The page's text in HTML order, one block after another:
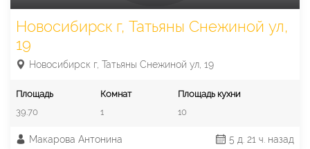
Новосибирск г, Татьяны Снежиной ул,
19
Новосибирск г, Татьяны Снежиной ул, 19
Площадь
39.70
Комнат
1
Площадь кухни
10
Макарова Антонина 5 д. 21 ч. назад